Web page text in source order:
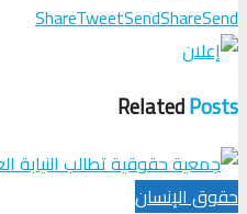
ShareTweetSendShareSend
RelatedPosts
حقوق الإنسان